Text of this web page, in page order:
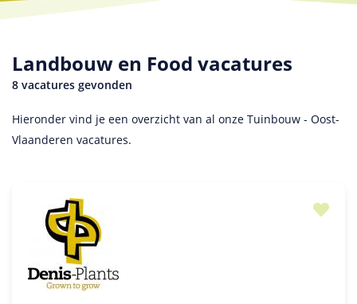
Landbouw en Food vacatures
8 vacatures gevonden
Hieronder vind je een overzicht van al onze Tuinbouw - Oost-
Vlaanderen vacatures.